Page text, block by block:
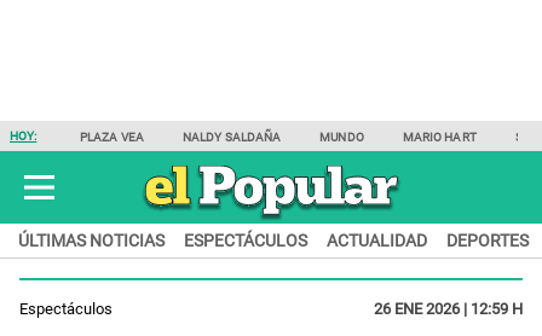
HOY: PLAZA VEA NALDY SALDAÑA MUNDO MARIO HART
ÚLTIMAS NOTICIAS ESPECTÁCULOS ACTUALIDAD DEPORTES
Espectáculos 26 ENE 2026 | 12:59 H